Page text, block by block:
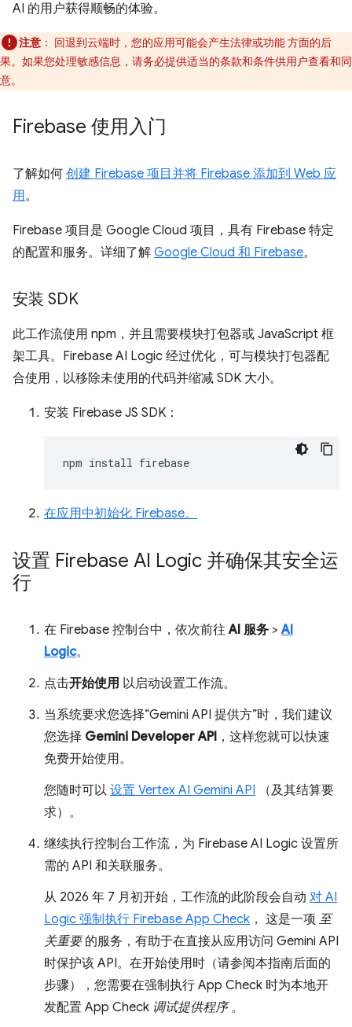
AI 的用户获得顺畅的体验。
注意 ： 回退到云端时，您的应用可能会产生法律或功能 方面的后
果。如果您处理敏感信息，请务必提供适当的条款和条件供用户查看和同
意。
Firebase 使用入门
了解如何 创建 Firebase 项目并将 Firebase 添加到 Web 应
用。
Firebase 项目是 Google Cloud 项目，具有 Firebase 特定
的配置和服务。详细了解 Google Cloud 和 Firebase。
安装 SDK
此工作流使用 npm，并且需要模块打包器或 JavaScript 框
架工具。Firebase AI Logic 经过优化，可与模块打包器配
合使用，以移除未使用的代码并缩减 SDK 大小。
安装 Firebase JS SDK：
npm install
在应用中初始化 Firebase。
设置 Firebase AI Logic 并确保其安全运
行
在 Firebase 控制台中，依次前往AI 服务 >AI
Logic。
点击开始使用 以启动设置工作流。
当系统要求您选择“Gemini API 提供方”时，我们建议
您选择 Gemini Developer API ，这样您就可以快速
免费开始使用。
您随时可以 设置 Vertex AI Gemini API （及其结算要
求）。
继续执行控制台工作流，为 Firebase AI Logic 设置所
需的 API 和关联服务。
从 2026 年 7 月初开始，工作流的此阶段会自动 对 AI
Logic 强制执行 Firebase App Check ， 这是一项 至
关重要的服务，有助于在直接从应用访问 Gemini API
时保护该 API。在开始使用时（请参阅本指南后面的
步骤），您需要在强制执行 App Check 时为本地开
发配置 App Check 调试提供程序。